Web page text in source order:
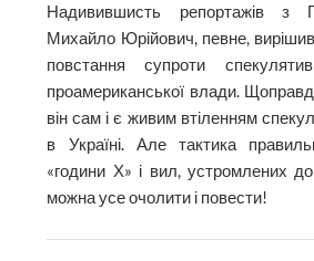
Надивившисть репортажів з
Михайло Юрійович, певне,
повстання супроти
проамериканської влади.
він сам і є живим втіленням
в Україні. Але тактика
«години Х» і вил, устромлених
можна усе очолити і повести!